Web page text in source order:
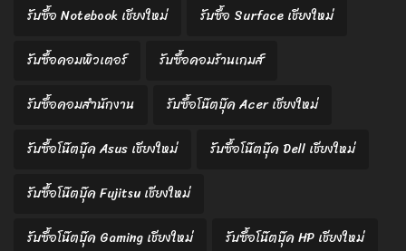
รับซื้อ Notebook เชียงใหม่
รับซื้อ Surface เชียงใหม่
รับซื้อคอมพิวเตอร์
รับซื้อคอมร้านเกมส์
รับซื้อคอมสำนักงาน
รับซื้อโน๊ตบุ๊ค Acer เชียงใหม่
รับซื้อโน๊ตบุ๊ค Asus เชียงใหม่
รับซื้อโน๊ตบุ๊ค Dell เชียงใหม่
รับซื้อโน๊ตบุ๊ค Fujitsu เชียงใหม่
รับซื้อโน๊ตบุ๊ค Gaming เชียงใหม่
รับซื้อโน๊ตบุ๊ค HP เชียงใหม่